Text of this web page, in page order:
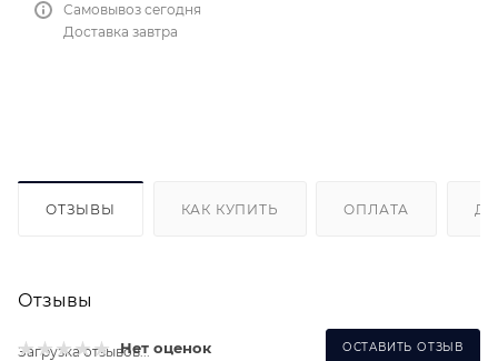
Самовывоз сегодня
Доставка завтра
ОТЗЫВЫ КАК КУПИТЬ ОПЛАТА
Отзывы
Нет оценок ОСТАВИТЬ ОТЗЫВ
Загрузка отзывов...